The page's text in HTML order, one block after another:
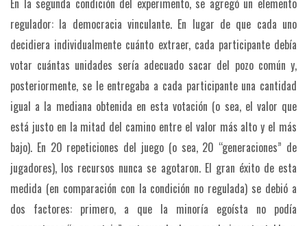
En la segunda condición del experimento, se agregó un elemento
regulador: la democracia vinculante. En lugar de que cada uno
decidiera individualmente cuánto extraer, cada participante debía
votar cuántas unidades sería adecuado sacar del pozo común y,
posteriormente, se le entregaba a cada participante una cantidad
igual a la mediana obtenida en esta votación (o sea, el valor que
está justo en la mitad del camino entre el valor más alto y el más
bajo). En 20 repeticiones del juego (o sea, 20 “generaciones” de
jugadores), los recursos nunca se agotaron. El gran éxito de esta
medida (en comparación con la condición no regulada) se debió a
dos factores: primero, a que la minoría egoísta no podía